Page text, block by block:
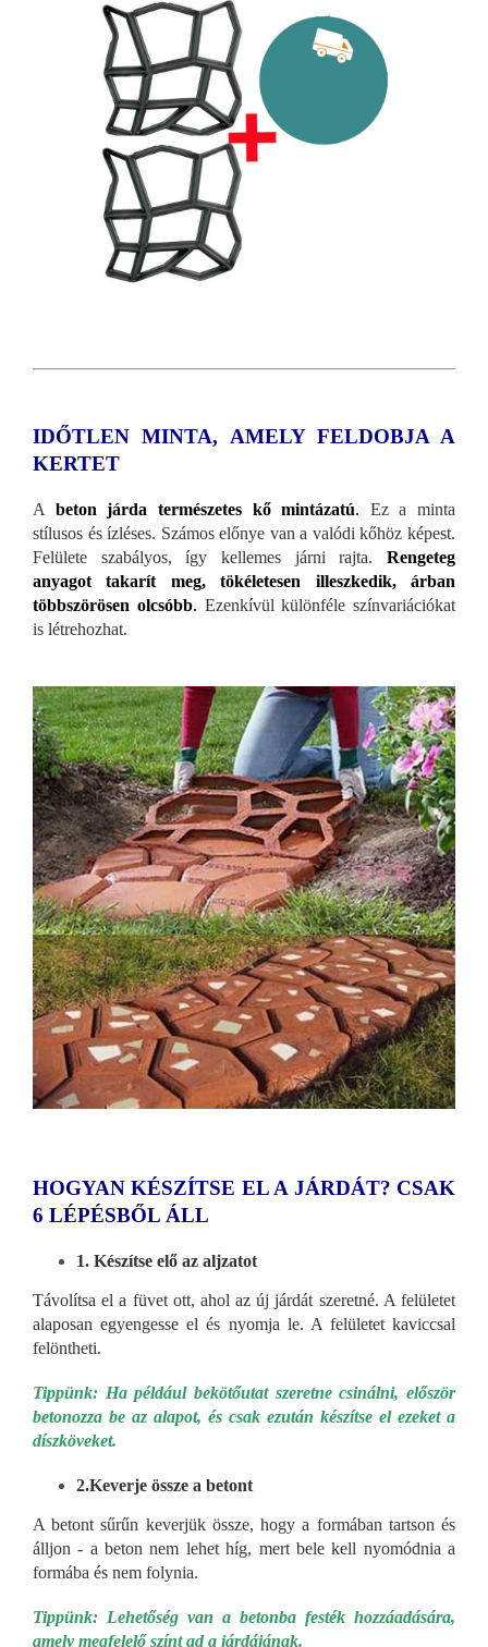
IDŐTLEN MINTA, AMELY FELDOBJA A
KERTET
A beton járda természetes kő mintázatú. Ez a minta
stílusos és ízléses. Számos előnye van a valódi kőhöz képest.
Felülete szabályos, így kellemes járni rajta. Rengeteg
anyagot takarít meg, tökéletesen illeszkedik, árban
többszörösen olcsóbb. Ezenkívül különféle színvariációkat
is létrehozhat.
HOGYAN KÉSZÍTSE EL A JÁRDÁT? CSAK
6 LÉPÉSBŐL ÁLL
1. Készítse elő az aljzatot
Távolítsa el a füvet ott, ahol az új járdát szeretné. A felületet
alaposan egyengesse el és nyomja le. A felületet kaviccsal
felöntheti.
Tippünk: Ha például bekötőutat szeretne csinálni, először
betonozza be az alapot, és csak ezután készítse el ezeket a
díszköveket.
2.Keverje össze a betont
A betont sűrűn keverjük össze, hogy a formában tartson és
álljon - a beton nem lehet híg, mert bele kell nyomódnia a
formába és nem folynia.
Tippünk: Lehetőség van a betonba festék hozzáadására,
amely megfelelő színt ad a járdájának.